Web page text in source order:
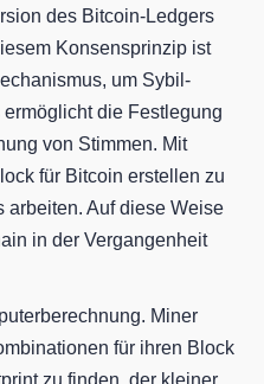
des Bitcoin-Ledgers
Konsensprinzip ist
um Sybil-
die Festlegung
von Stimmen. Mit
für Bitcoin erstellen zu
arbeiten. Auf diese Weise
in der Vergangenheit
Miner
für ihren Block
zu finden, der kleiner